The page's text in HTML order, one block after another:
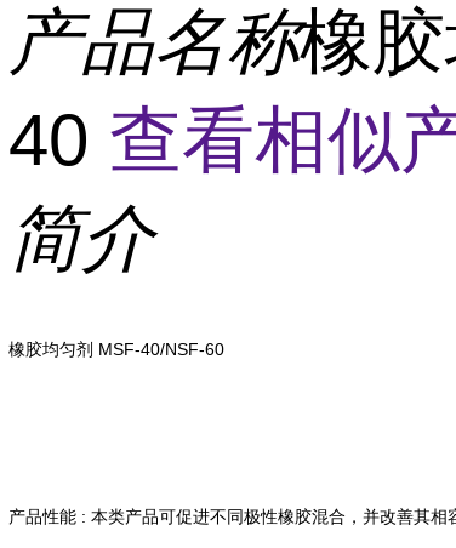
产品名称橡
40 查看相似
简介
橡胶均匀剂 MSF-40/NSF-60
产品性能 : 本类产品可促进不同极性橡胶混合，并改善其